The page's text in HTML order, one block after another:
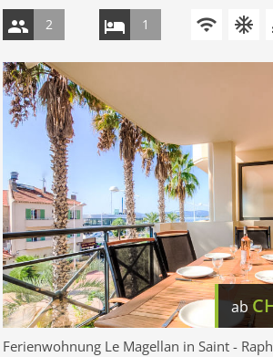
2 1
ab
Ferienwohnung Le Magellan in Saint -